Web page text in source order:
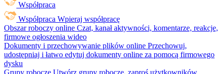
Współpraca
Współpraca Wpieraj współpracę
Obszar roboczy online Czat, kanał aktywności, komentarze, reakcje,
firmowe ogłoszenia wideo
Dokumenty i przechowywanie plików online Przechowuj,
udostępniaj i łatwo edytuj dokumenty online za pomocą firmowego
dysku
Grupy robocze Utwórz grupy robocze, zaproś użytkowników